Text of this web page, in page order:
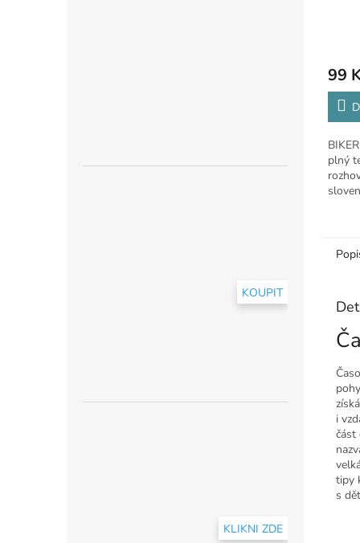
KOUPIT
KLIKNI ZDE
99
plný
i
část
tipy
s